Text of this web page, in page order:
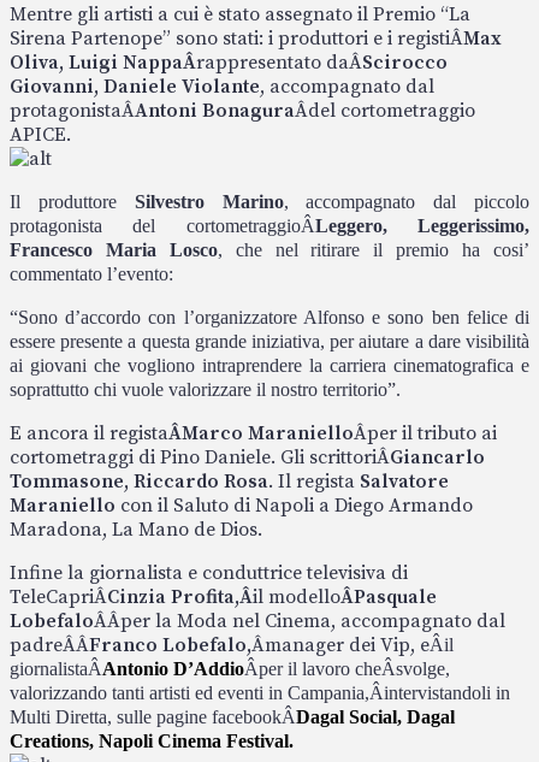
Mentre gli artisti a cui è stato assegnato il Premio “La
Sirena Partenope” sono stati: i produttori e i registiÂMax
Oliva, Luigi NappaÂrappresentato daÂScirocco
Giovanni, Daniele Violante, accompagnato dal
protagonistaÂAntoni BonaguraÂdel cortometraggio
APICE.
Il produttore Silvestro Marino, accompagnato dal piccolo
protagonista del cortometraggioÂLeggero, Leggerissimo,
Francesco Maria Losco, che nel ritirare il premio ha cosi’
commentato l’evento:
“Sono d’accordo con l’organizzatore Alfonso e sono ben felice di
essere presente a questa grande iniziativa, per aiutare a dare visibilità
ai giovani che vogliono intraprendere la carriera cinematografica e
soprattutto chi vuole valorizzare il nostro territorio”.
E ancora il registaÂMarco MaranielloÂper il tributo ai
cortometraggi di Pino Daniele. Gli scrittoriÂGiancarlo
Tommasone, Riccardo Rosa. Il regista Salvatore
Maraniello con il Saluto di Napoli a Diego Armando
Maradona, La Mano de Dios.
Infine la giornalista e conduttrice televisiva di
TeleCapriÂCinzia Profita,Âil modelloÂPasquale
LobefaloÂÂper la Moda nel Cinema, accompagnato dal
padreÂÂFranco Lobefalo,Âmanager dei Vip, eÂil
giornalistaÂAntonio D’AddioÂper il lavoro cheÂsvolge,
valorizzando tanti artisti ed eventi in Campania,Âintervistandoli in
Multi Diretta, sulle pagine facebookÂDagal Social, Dagal
Creations, Napoli Cinema Festival.